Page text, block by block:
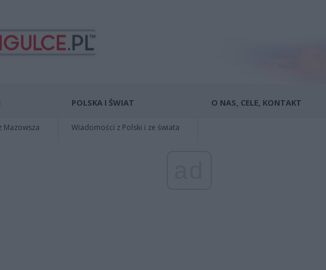
Mazowsza
POLSKA I ŚWIAT
Wiadomości z Polski i ze świata
O NAS, CELE, KONTAKT